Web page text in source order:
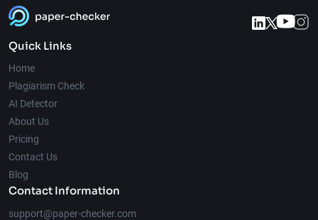
Quick Links
Home
Plagiarism Check
AI Detector
About Us
Pricing
Contact Us
Blog
Contact Information
support@paper-checker.com